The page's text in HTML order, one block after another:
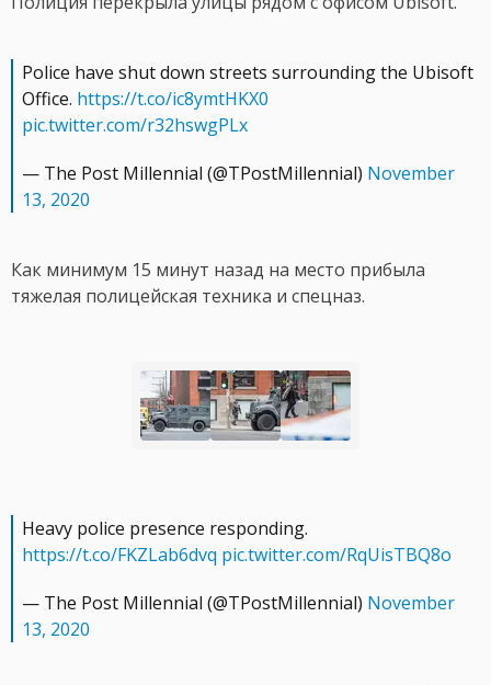
Police have shut down streets surrounding the Ubisoft
Office. https://t.co/ic8ymtHKX0
pic.twitter.com/r32hswgPLx
— The Post Millennial (@TPostMillennial) November
13, 2020
Как минимум 15 минут назад на место прибыла
тяжелая полицейская техника и спецназ.
Heavy police presence responding.
https://t.co/FKZLab6dvq pic.twitter.com/RqUisTBQ8o
— The Post Millennial (@TPostMillennial) November
13, 2020